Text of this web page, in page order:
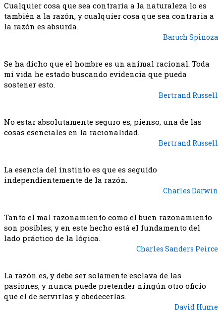
Cualquier cosa que sea contraria a la naturaleza lo es
también a la razón, y cualquier cosa que sea contraria a
la razón es absurda.
Baruch Spinoza
Se ha dicho que el hombre es un animal racional. Toda
mi vida he estado buscando evidencia que pueda
sostener esto.
Bertrand Russell
No estar absolutamente seguro es, pienso, una de las
cosas esenciales en la racionalidad.
Bertrand Russell
La esencia del instinto es que es seguido
independientemente de la razón.
Charles Darwin
Tanto el mal razonamiento como el buen razonamiento
son posibles; y en este hecho está el fundamento del
lado práctico de la lógica.
Charles Sanders Peirce
La razón es, y debe ser solamente esclava de las
pasiones, y nunca puede pretender ningún otro oficio
que el de servirlas y obedecerlas.
David Hume